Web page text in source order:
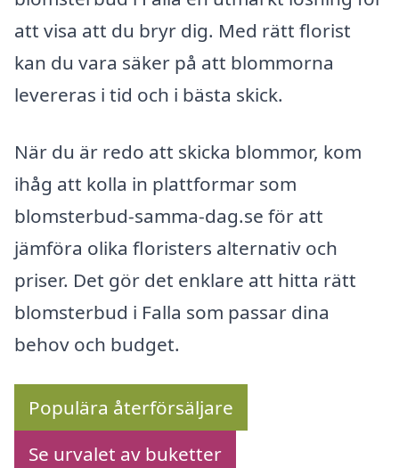
att visa att du bryr dig. Med rätt florist
kan du vara säker på att blommorna
levereras i tid och i bästa skick.
När du är redo att skicka blommor, kom
ihåg att kolla in plattformar som
blomsterbud-samma-dag.se för att
jämföra olika floristers alternativ och
priser. Det gör det enklare att hitta rätt
blomsterbud i Falla som passar dina
behov och budget.
Populära återförsäljare
Se urvalet av buketter